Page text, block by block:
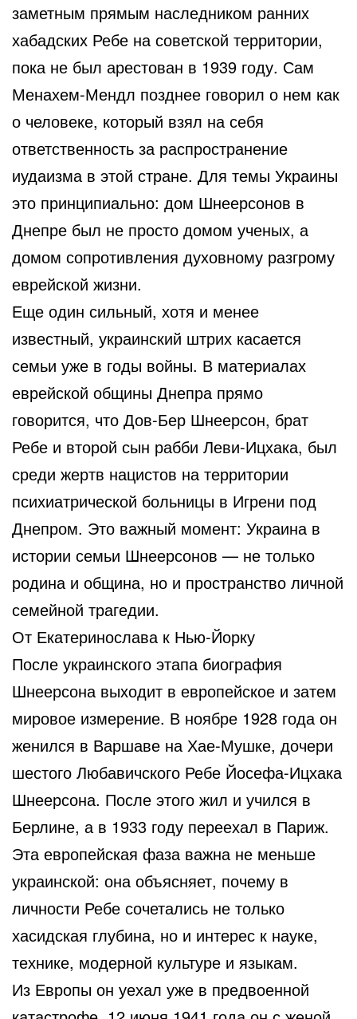
заметным прямым наследником ранних
хабадских Ребе на советской территории,
пока не был арестован в 1939 году. Сам
Менахем-Мендл позднее говорил о нем как
о человеке, который взял на себя
ответственность за распространение
иудаизма в этой стране. Для темы Украины
это принципиально: дом Шнеерсонов в
Днепре был не просто домом ученых, а
домом сопротивления духовному разгрому
еврейской жизни.
Еще один сильный, хотя и менее
известный, украинский штрих касается
семьи уже в годы войны. В материалах
еврейской общины Днепра прямо
говорится, что Дов-Бер Шнеерсон, брат
Ребе и второй сын рабби Леви-Ицхака, был
среди жертв нацистов на территории
психиатрической больницы в Игрени под
Днепром. Это важный момент: Украина в
истории семьи Шнеерсонов — не только
родина и община, но и пространство личной
семейной трагедии.
От Екатеринослава к Нью-Йорку
После украинского этапа биография
Шнеерсона выходит в европейское и затем
мировое измерение. В ноябре 1928 года он
женился в Варшаве на Хае-Мушке, дочери
шестого Любавичского Ребе Йосефа-Ицхака
Шнеерсона. После этого жил и учился в
Берлине, а в 1933 году переехал в Париж.
Эта европейская фаза важна не меньше
украинской: она объясняет, почему в
личности Ребе сочетались не только
хасидская глубина, но и интерес к науке,
технике, модерной культуре и языкам.
Из Европы он уехал уже в предвоенной